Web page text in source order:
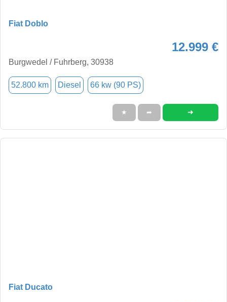
Fiat Doblo
12.999 €
Burgwedel / Fuhrberg, 30938
52.800 km Diesel 66 kw (90 PS)
★ ➦ ➜
Fiat Ducato